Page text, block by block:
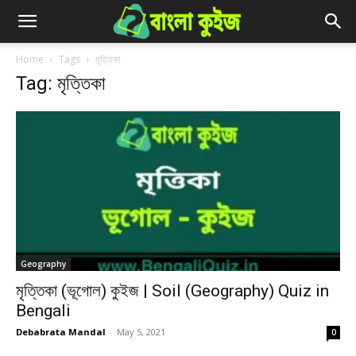
Home Tags মৃত্তিকা
Tag: মৃত্তিকা
Geography
মৃত্তিকা (ভূগোল) কুইজ | Soil (Geography) Quiz in
Bengali
Debabrata Mandal - May 5, 2021 0